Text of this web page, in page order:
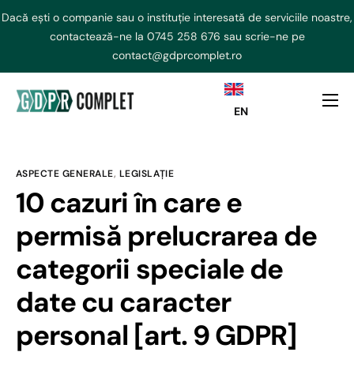
Dacă ești o companie sau o instituție interesată de serviciile noastre,
contactează-ne la 0745 258 676 sau scrie-ne pe
contact@gdprcomplet.ro
Consultanta GDPR
Curs GDPR
Echipa
EN
ASPECTE GENERALE, LEGISLAȚIE
10 cazuri în care e
permisă prelucrarea de
categorii speciale de
date cu caracter
personal [art. 9 GDPR]